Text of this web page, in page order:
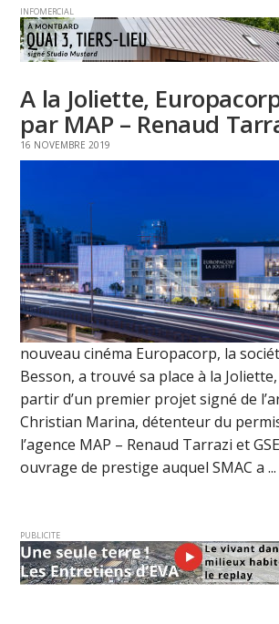
INFOMERCIAL
A la Joliette,
par MAP – Renaud
16 NOVEMBRE 2019
nouveau cinéma Europacorp, la
Besson, a trouvé sa place à la
partir d’un premier projet signé de
Christian Marina, détenteur du
l’agence MAP – Renaud Tarrazi et
ouvrage de prestige auquel SMAC a
PUBLICITE